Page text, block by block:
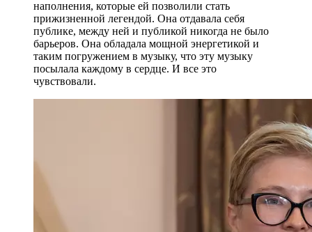
наполнения, которые ей позволили стать
прижизненной легендой. Она отдавала себя
публике, между ней и публикой никогда не было
барьеров. Она обладала мощной энергетикой и
таким погружением в музыку, что эту музыку
посылала каждому в сердце. И все это
чувствовали.